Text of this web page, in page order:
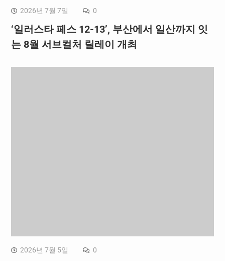
2026년 7월 7일 0
‘일러스타 페스 12-13’, 부산에서 일산까지 잇
는 8월 서브컬처 릴레이 개최
2026년 7월 5일 0